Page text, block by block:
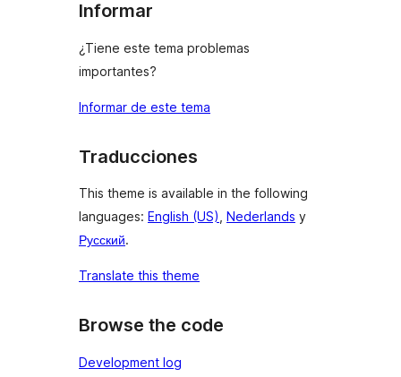
Informar
¿Tiene este tema problemas
importantes?
Informar de este tema
Traducciones
This theme is available in the following
languages: English (US), Nederlands y
Русский.
Translate this theme
Browse the code
Development log